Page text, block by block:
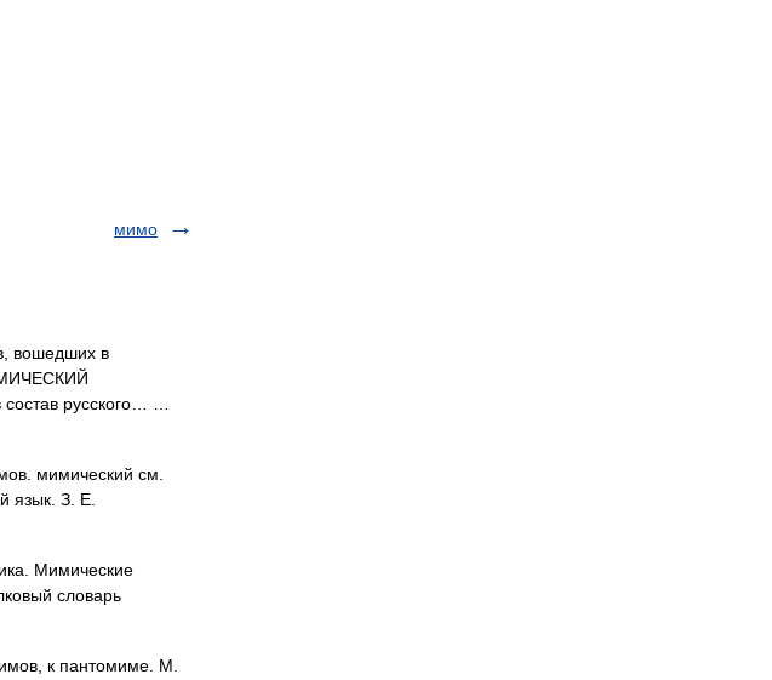
мимо
вошедших в
русского… …
мимический см.
язык. З. Е.
Мимические
словарь
к пантомиме. М.